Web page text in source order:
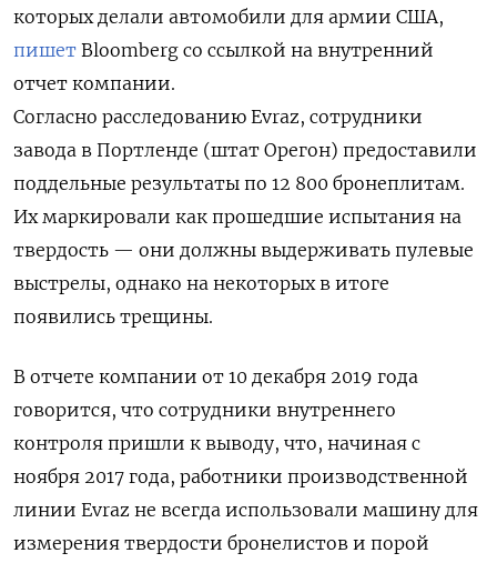
которых делали автомобили для армии США,
пишет Bloomberg со ссылкой на внутренний
отчет компании.
Согласно расследованию Evraz, сотрудники
завода в Портленде (штат Орегон) предоставили
поддельные результаты по 12 800 бронеплитам.
Их маркировали как прошедшие испытания на
твердость — они должны выдерживать пулевые
выстрелы, однако на некоторых в итоге
появились трещины.
В отчете компании от 10 декабря 2019 года
говорится, что сотрудники внутреннего
контроля пришли к выводу, что, начиная с
ноября 2017 года, работники производственной
линии Evraz не всегда использовали машину для
измерения твердости бронелистов и порой